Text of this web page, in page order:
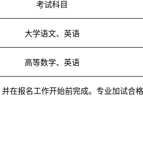
考试科目
大学语文、英语
高等数学、英语
在报名工作开始前完成。专业加试合